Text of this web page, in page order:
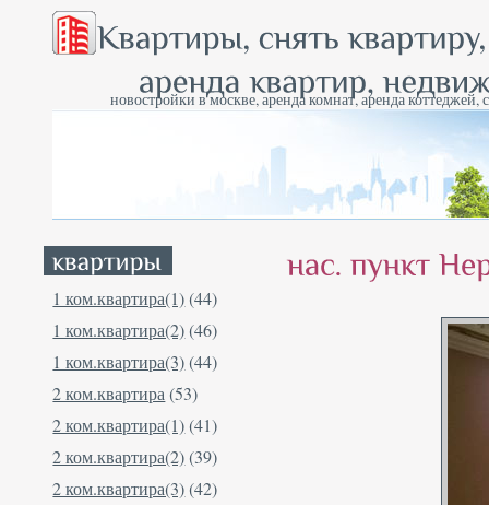
новостройки в москве, аренда комнат, аренда
1 ком.квартира(1)(44)
1 ком.квартира(2)(46)
1 ком.квартира(3)(44)
2 ком.квартира (53)
2 ком.квартира(1)(41)
2 ком.квартира(2)(39)
2 ком.квартира(3)(42)